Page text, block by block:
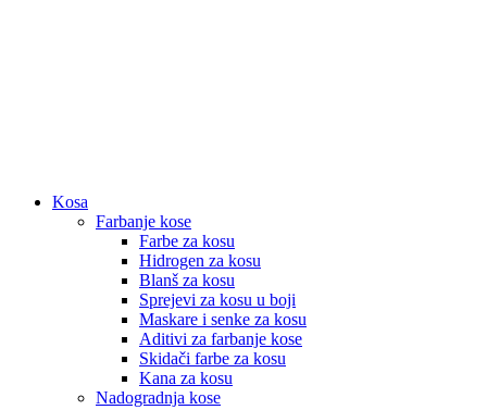
Kosa
Farbanje kose
Farbe za kosu
Hidrogen za kosu
Blanš za kosu
Sprejevi za kosu u boji
Maskare i senke za kosu
Aditivi za farbanje kose
Skidači farbe za kosu
Kana za kosu
Nadogradnja kose